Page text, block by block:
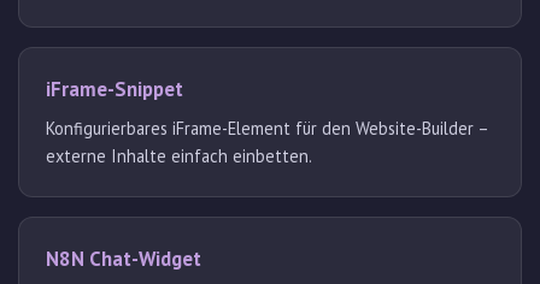
iFrame-Snippet
Konfigurierbares iFrame-Element für den Website-Builder –
externe Inhalte einfach einbetten.
N8N Chat-Widget